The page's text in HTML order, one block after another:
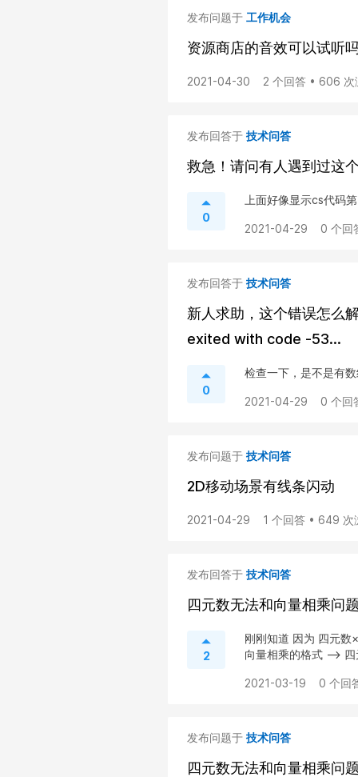
发布问题于 工作机会
资源商店的音效可以试听
2021-04-30 2 个回答 • 606 次
发布回答于 技术问答
救急！请问有人遇到过这
0
上面好像显示cs代码
2021-04-29 0 个回
发布回答于 技术问答
新人求助，这个错误怎么
exited with code -53...
0
检查一下，是不是有
2021-04-29 0 个回
发布问题于 技术问答
2D移动场景有线条闪动
2021-04-29 1 个回答 • 649 次
发布回答于 技术问答
四元数无法和向量相乘问
2
刚刚知道 因为 四元数
向量相乘的格式 –>
2021-03-19 0 个回
发布问题于 技术问答
四元数无法和向量相乘问